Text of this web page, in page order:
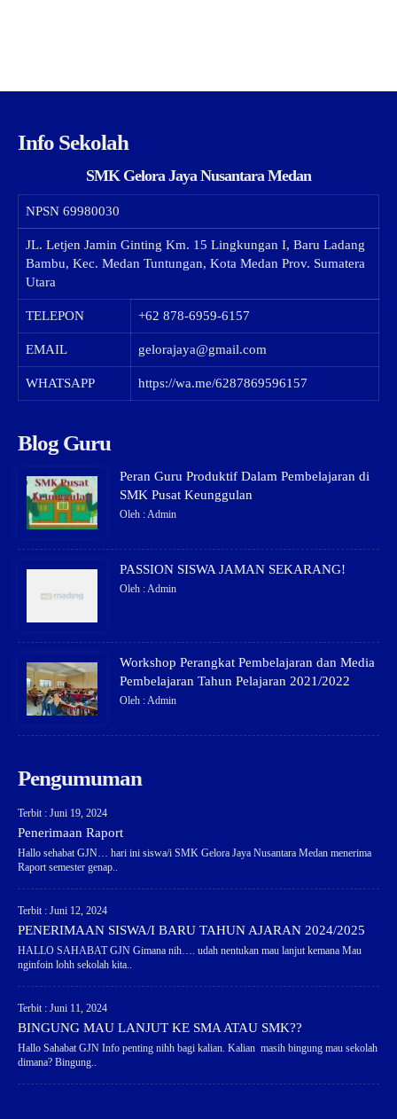
Info Sekolah
SMK Gelora Jaya Nusantara Medan
NPSN 69980030
JL. Letjen Jamin Ginting Km. 15 Lingkungan I, Baru Ladang
Bambu, Kec. Medan Tuntungan, Kota Medan Prov. Sumatera
Utara
TELEPON +62 878-6959-6157
EMAIL gelorajaya@gmail.com
WHATSAPP https://wa.me/6287869596157
Blog Guru
Peran Guru Produktif Dalam Pembelajaran di
SMK Pusat Keunggulan
Oleh : Admin
PASSION SISWA JAMAN SEKARANG!
Oleh : Admin
Workshop Perangkat Pembelajaran dan Media
Pembelajaran Tahun Pelajaran 2021/2022
Oleh : Admin
Pengumuman
Terbit : Juni 19, 2024
Penerimaan Raport
Hallo sehabat GJN… hari ini siswa/i SMK Gelora Jaya Nusantara Medan menerima
Raport semester genap..
Terbit : Juni 12, 2024
PENERIMAAN SISWA/I BARU TAHUN AJARAN 2024/2025
HALLO SAHABAT GJN Gimana nih…. udah nentukan mau lanjut kemana Mau
nginfoin lohh sekolah kita..
Terbit : Juni 11, 2024
BINGUNG MAU LANJUT KE SMA ATAU SMK??
Hallo Sahabat GJN Info penting nihh bagi kalian. Kalian masih bingung mau sekolah
dimana? Bingung..